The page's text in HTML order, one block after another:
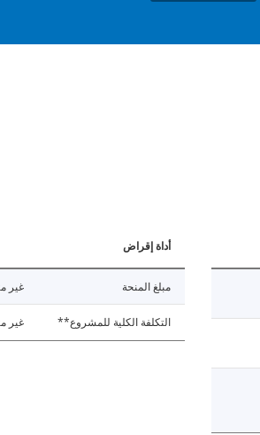
أداة إقراض
مبلغ المنحة غير
التكلفة الكلية للمشروع** غير